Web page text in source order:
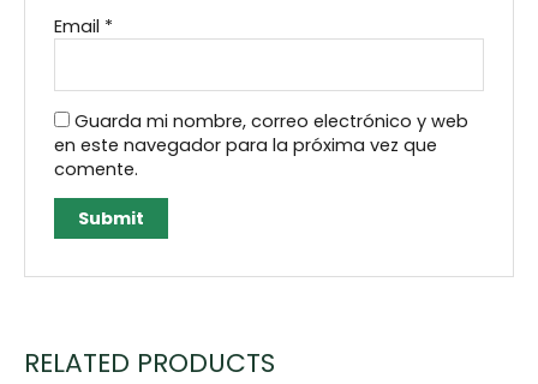
Email *
Guarda mi nombre, correo electrónico y web
en este navegador para la próxima vez que
comente.
RELATED PRODUCTS